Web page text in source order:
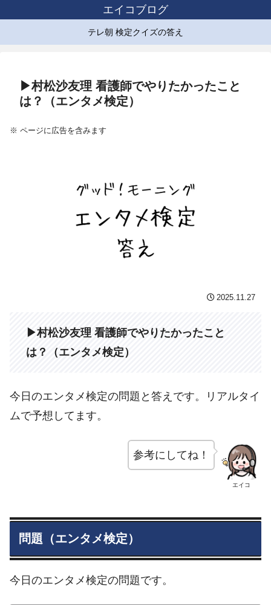
エイコブログ
テレ朝 検定クイズの答え
▶村松沙友理 看護師でやりたかったこと
は？（エンタメ検定）
※ ページに広告を含みます
2025.11.27
▶村松沙友理 看護師でやりたかったこと
は？（エンタメ検定）
今日のエンタメ検定の問題と答えです。リアルタイ
ムで予想してます。
エイコ
参考にしてね！
問題（エンタメ検定）
今日のエンタメ検定の問題です。